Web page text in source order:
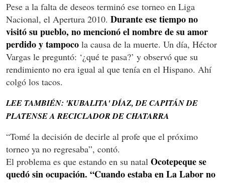
Pese a la falta de deseos terminó ese torneo en Liga
Nacional, el Apertura 2010. Durante ese tiempo no
visitó su pueblo, no mencionó el nombre de su amor
perdido y tampoco la causa de la muerte. Un día, Héctor
Vargas le preguntó: ‘¿qué te pasa?’ y observó que su
rendimiento no era igual al que tenía en el Hispano. Ahí
colgó los tacos.
LEE TAMBIÉN: 'KUBALITA' DÍAZ, DE CAPITÁN DE
PLATENSE A RECICLADOR DE CHATARRA
“Tomé la decisión de decirle al profe que el próximo
torneo ya no regresaba”, contó.
El problema es que estando en su natal Ocotepeque se
quedó sin ocupación. “Cuando estaba en La Labor no